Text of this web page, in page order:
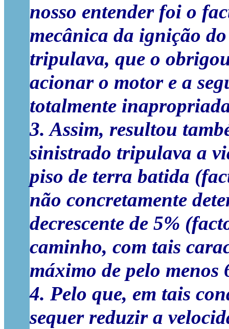
nosso entender foi o
mecânica da ignição
tripulava, que o
acionar o motor e a
totalmente
3. Assim, resultou
sinistrado tripulava a
piso de terra batida
não concretamente
decrescente de 5%
caminho, com tais
máximo de pelo
4. Pelo que, em tais
sequer reduzir a